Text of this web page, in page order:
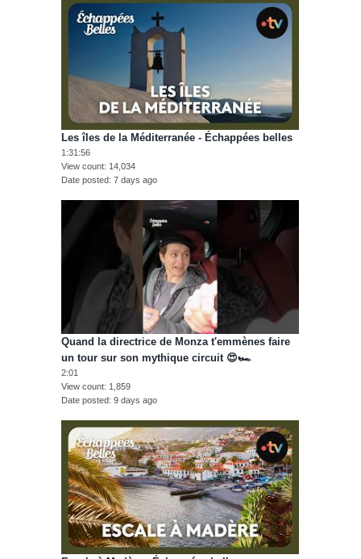
Les îles de la Méditerranée - Échappées belles
1:31:56
View count 14,034
Date posted 7 days ago
Quand la directrice de Monza t'emmènes faire
un tour sur son mythique circuit 😍🏎️
2:01
View count 1,859
Date posted 9 days ago